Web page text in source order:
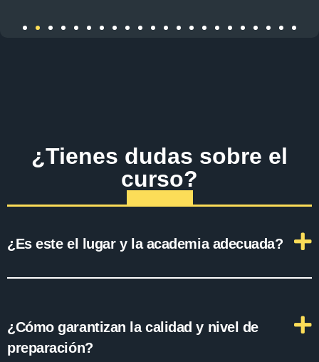
¿Tienes dudas sobre el
curso?
¿Es este el lugar y la academia adecuada?
¿Cómo garantizan la calidad y nivel de
preparación?